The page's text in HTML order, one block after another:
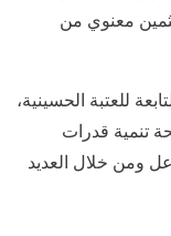
معنوي من
للعتبة الحسينية،
تنمية قدرات
ومن خلال العديد